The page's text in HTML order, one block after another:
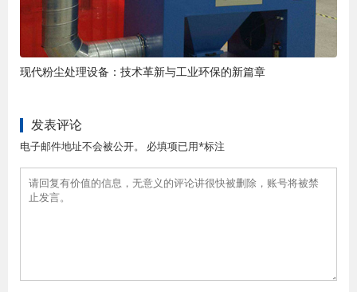
现代粉尘处理设备：技术革新与工业环保的新篇章
发表评论
电子邮件地址不会被公开。 必填项已用*标注